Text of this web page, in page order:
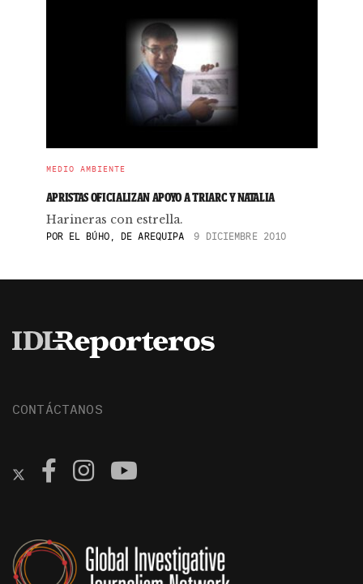
MEDIO AMBIENTE
APRISTAS OFICIALIZAN APOYO A TRIARC Y NATALIA
Harineras con estrella.
POREL BÚHO, DE AREQUIPA 9 DICIEMBRE 2010
CONTÁCTANOS